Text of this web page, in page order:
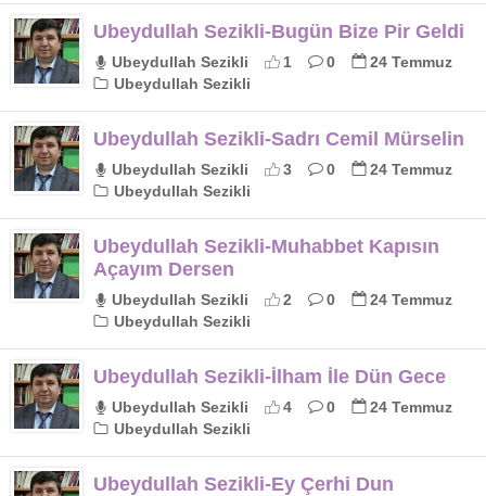
Ubeydullah Sezikli-Bugün Bize Pir Geldi
Ubeydullah Sezikli 1 0
24 Temmuz
Ubeydullah Sezikli
Ubeydullah Sezikli-Sadrı Cemil Mürselin
Ubeydullah Sezikli 3 0
24 Temmuz
Ubeydullah Sezikli
Ubeydullah Sezikli-Muhabbet Kapısın
Açayım Dersen
Ubeydullah Sezikli 2 0
24 Temmuz
Ubeydullah Sezikli
Ubeydullah Sezikli-İlham İle Dün Gece
Ubeydullah Sezikli 4 0
24 Temmuz
Ubeydullah Sezikli
Ubeydullah Sezikli-Ey Çerhi Dun